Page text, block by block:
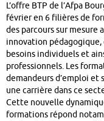
L’offre BTP de l’Afpa
février en 6 filières de
des parcours sur mesure
innovation
besoins individuels et
professionnels. Les
demandeurs d’emploi et
une carrière dans ce
Cette nouvelle
formations répond